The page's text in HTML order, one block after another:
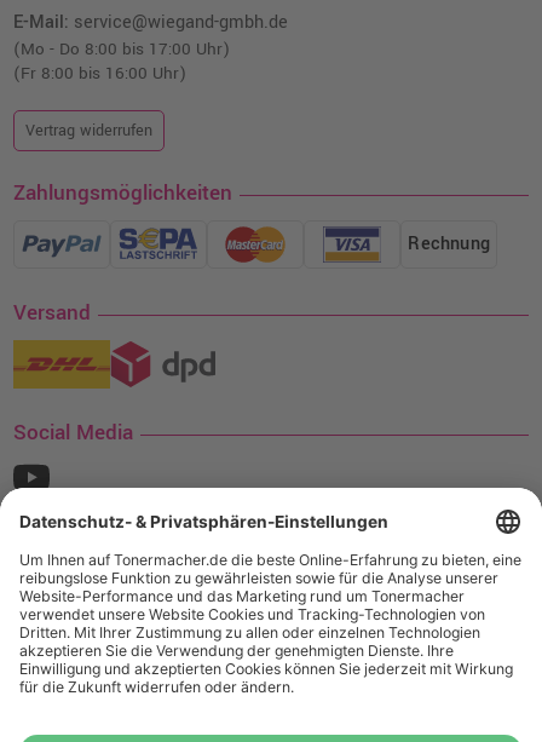
E-Mail: service@wiegand-gmbh.de
(Mo - Do 8:00 bis 17:00 Uhr)
(Fr 8:00 bis 16:00 Uhr)
Vertrag widerrufen
Zahlungsmöglichkeiten
Rechnung
Versand
Social Media
¹ Nur gültig für den Versand innerhalb Deutschlands. Befindet sich ein Warenwert
von mindestens 35€ (inkl. Mwst.) an Ampertec Artikeln in Ihrem Warenkorb, ist der
Versand für Sie kostenfrei.